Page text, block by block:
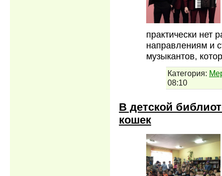
практически
направлениям и
музыкантов,
Категория:
08:10
В детской
кошек